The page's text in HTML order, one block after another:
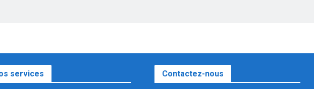
services Contactez-nous